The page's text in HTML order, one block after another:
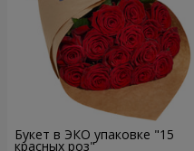
Букет в ЭКО упаковке "15
красных роз"